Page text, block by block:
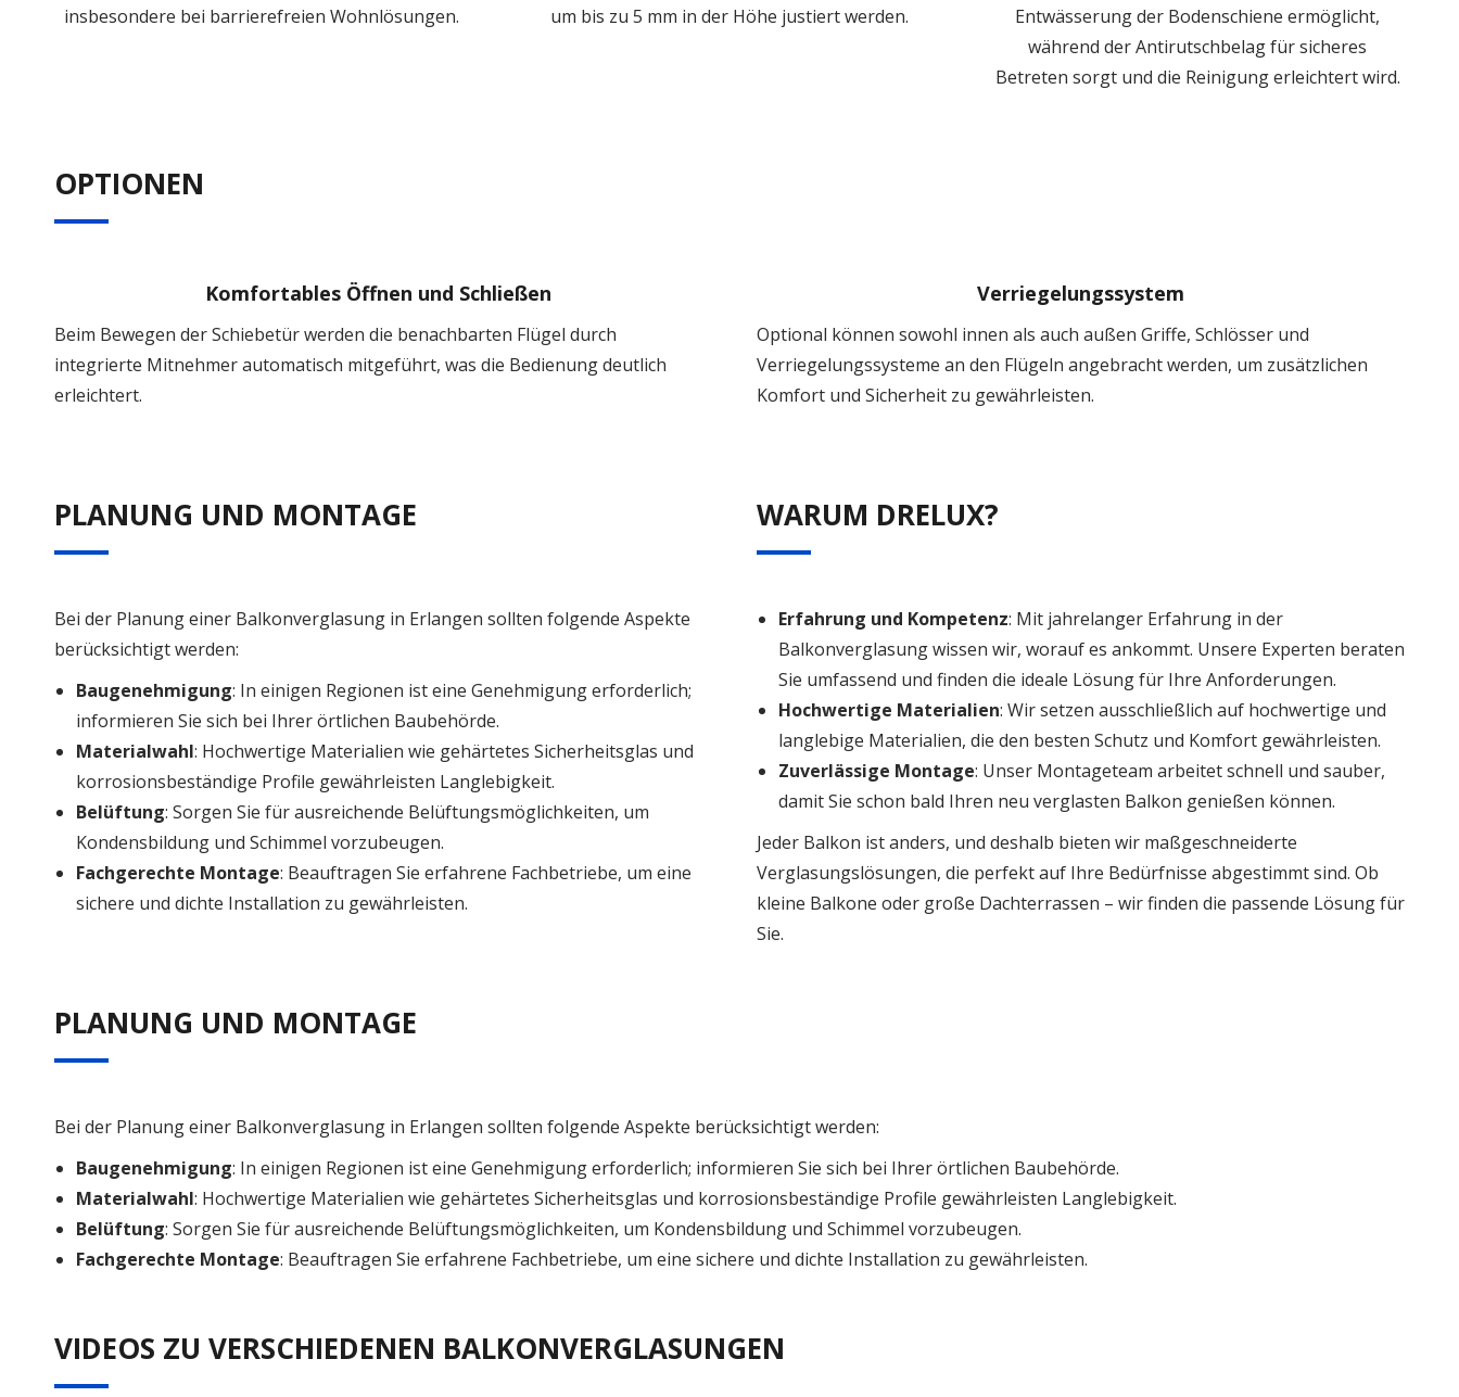
insbesondere bei barrierefreien Wohnlösungen.
um bis zu 5 mm in der Höhe justiert werden.
Entwässerung der Bodenschiene ermöglicht,
während der Antirutschbelag für sicheres
Betreten sorgt und die Reinigung erleichtert wird.
OPTIONEN
Komfortables Öffnen und Schließen
Beim Bewegen der Schiebetür werden die benachbarten Flügel durch
integrierte Mitnehmer automatisch mitgeführt, was die Bedienung deutlich
erleichtert.
Verriegelungssystem
Optional können sowohl innen als auch außen Griffe, Schlösser und
Verriegelungssysteme an den Flügeln angebracht werden, um zusätzlichen
Komfort und Sicherheit zu gewährleisten.
PLANUNG UND MONTAGE
Bei der Planung einer Balkonverglasung in Erlangen sollten folgende Aspekte
berücksichtigt werden:
Baugenehmigung: In einigen Regionen ist eine Genehmigung erforderlich;
informieren Sie sich bei Ihrer örtlichen Baubehörde.
Materialwahl: Hochwertige Materialien wie gehärtetes Sicherheitsglas und
korrosionsbeständige Profile gewährleisten Langlebigkeit.
Belüftung: Sorgen Sie für ausreichende Belüftungsmöglichkeiten, um
Kondensbildung und Schimmel vorzubeugen.
Fachgerechte Montage: Beauftragen Sie erfahrene Fachbetriebe, um eine
sichere und dichte Installation zu gewährleisten.
WARUM DRELUX?
Erfahrung und Kompetenz: Mit jahrelanger Erfahrung in der
Balkonverglasung wissen wir, worauf es ankommt. Unsere Experten beraten
Sie umfassend und finden die ideale Lösung für Ihre Anforderungen.
Hochwertige Materialien: Wir setzen ausschließlich auf hochwertige und
langlebige Materialien, die den besten Schutz und Komfort gewährleisten.
Zuverlässige Montage: Unser Montageteam arbeitet schnell und sauber,
damit Sie schon bald Ihren neu verglasten Balkon genießen können.
Jeder Balkon ist anders, und deshalb bieten wir maßgeschneiderte
Verglasungslösungen, die perfekt auf Ihre Bedürfnisse abgestimmt sind. Ob
kleine Balkone oder große Dachterrassen – wir finden die passende Lösung für
Sie.
PLANUNG UND MONTAGE
Bei der Planung einer Balkonverglasung in Erlangen sollten folgende Aspekte berücksichtigt werden:
Baugenehmigung: In einigen Regionen ist eine Genehmigung erforderlich; informieren Sie sich bei Ihrer örtlichen Baubehörde.
Materialwahl: Hochwertige Materialien wie gehärtetes Sicherheitsglas und korrosionsbeständige Profile gewährleisten Langlebigkeit.
Belüftung: Sorgen Sie für ausreichende Belüftungsmöglichkeiten, um Kondensbildung und Schimmel vorzubeugen.
Fachgerechte Montage: Beauftragen Sie erfahrene Fachbetriebe, um eine sichere und dichte Installation zu gewährleisten.
VIDEOS ZU VERSCHIEDENEN BALKONVERGLASUNGEN